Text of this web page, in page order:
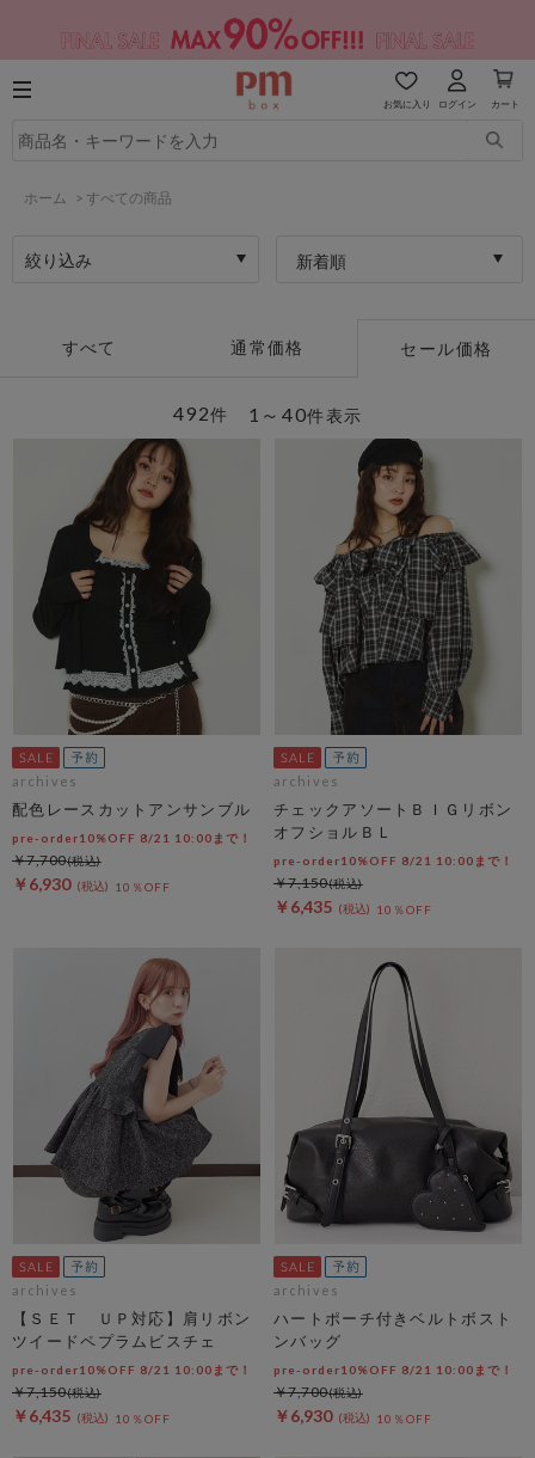
お気に入り ログイン カート
ホーム > すべての商品
絞り込み 新着順
すべて 通常価格 セール価格
1～40件表示
492件
archives
配色レースカットアンサンブル
pre-order10%OFF 8/21 10:00まで！
￥6,930 10％OFF
￥7,700
archives
チェックアソートＢＩＧリボン
オフショルＢＬ
pre-order10%OFF 8/21 10:00まで！
￥6,435 10％OFF
￥7,150
archives
【ＳＥＴ ＵＰ対応】肩リボン
ツイードペプラムビスチェ
pre-order10%OFF 8/21 10:00まで！
￥6,435 10％OFF
￥7,150
archives
ハートポーチ付きベルトボスト
ンバッグ
pre-order10%OFF 8/21 10:00まで！
￥6,930 10％OFF
￥7,700